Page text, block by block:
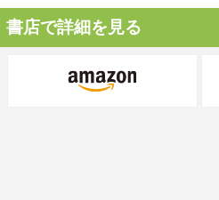
書店で詳細を見る